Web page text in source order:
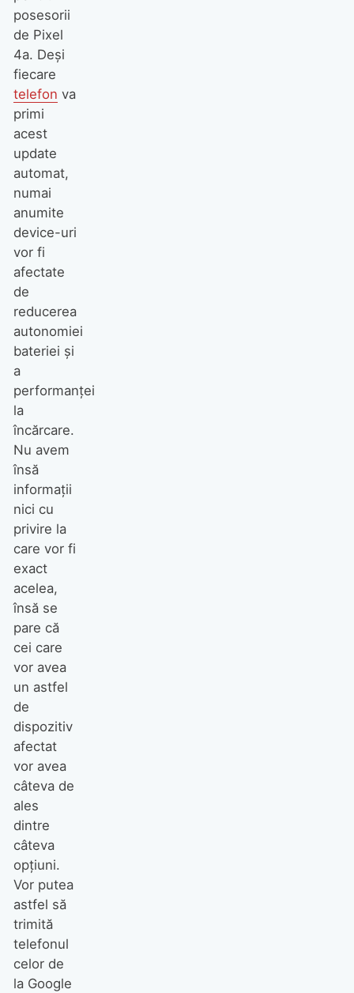
posesorii
de Pixel
4a. Deși
fiecare
telefon va
primi
acest
update
automat,
numai
anumite
device-uri
vor fi
afectate
de
reducerea
autonomiei
bateriei și
a
performanței
la
încărcare.
Nu avem
însă
informații
nici cu
privire la
care vor fi
exact
acelea,
însă se
pare că
cei care
vor avea
un astfel
de
dispozitiv
afectat
vor avea
câteva de
ales
dintre
câteva
opțiuni.
Vor putea
astfel să
trimită
telefonul
celor de
la Google